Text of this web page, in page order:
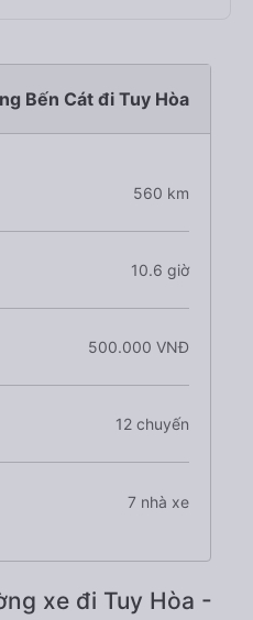
Bến Cát đi Tuy Hòa
560 km
10.6 giờ
500.000 VNĐ
12 chuyến
7 nhà xe
xe đi Tuy Hòa -